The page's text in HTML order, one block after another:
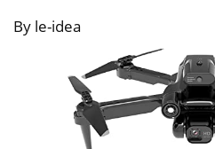
By le-idea